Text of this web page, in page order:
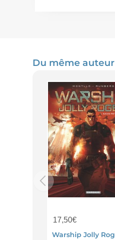
Du même auteur
17,50€